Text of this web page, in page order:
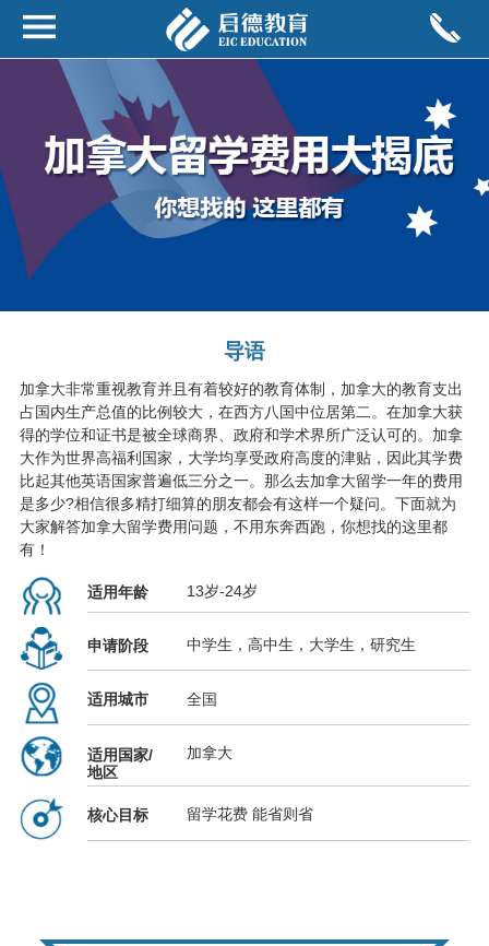
导语
加拿大非常重视教育并且有着较好的教育体制，加拿大的教育支出
占国内生产总值的比例较大，在西方八国中位居第二。在加拿大获
得的学位和证书是被全球商界、政府和学术界所广泛认可的。加拿
大作为世界高福利国家，大学均享受政府高度的津贴，因此其学费
比起其他英语国家普遍低三分之一。那么去加拿大留学一年的费用
是多少?相信很多精打细算的朋友都会有这样一个疑问。下面就为
大家解答加拿大留学费用问题，不用东奔西跑，你想找的这里都
有！
适用年龄 13岁-24岁
申请阶段 中学生，高中生，大学生，研究生
适用城市 全国
适用国家/
地区
加拿大
核心目标 留学花费 能省则省